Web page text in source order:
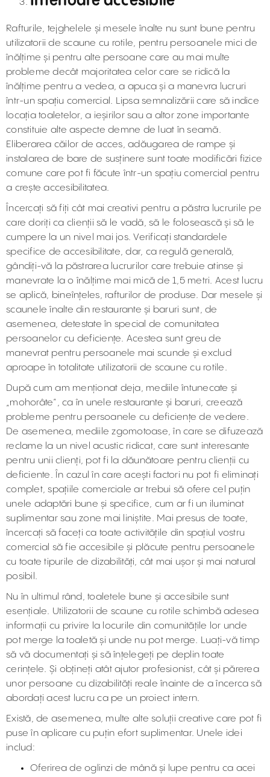
Rafturile, tejghelele și mesele înalte nu sunt bune pentru
utilizatorii de scaune cu rotile, pentru persoanele mici de
înălțime și pentru alte persoane care au mai multe
probleme decât majoritatea celor care se ridică la
înălțime pentru a vedea, a apuca și a manevra lucruri
într-un spațiu comercial. Lipsa semnalizării care să indice
locația toaletelor, a ieșirilor sau a altor zone importante
constituie alte aspecte demne de luat în seamă.
Eliberarea căilor de acces, adăugarea de rampe și
instalarea de bare de susținere sunt toate modificări fizice
comune care pot fi făcute într-un spațiu comercial pentru
a crește accesibilitatea.
Încercați să fiți cât mai creativi pentru a păstra lucrurile pe
care doriți ca clienții să le vadă, să le folosească și să le
cumpere la un nivel mai jos. Verificați standardele
specifice de accesibilitate, dar, ca regulă generală,
gândiți-vă la păstrarea lucrurilor care trebuie atinse și
manevrate la o înălțime mai mică de 1,5 metri. Acest lucru
se aplică, bineînțeles, rafturilor de produse. Dar mesele și
scaunele înalte din restaurante și baruri sunt, de
asemenea, detestate în special de comunitatea
persoanelor cu deficiențe. Acestea sunt greu de
manevrat pentru persoanele mai scunde și exclud
aproape în totalitate utilizatorii de scaune cu rotile.
După cum am menționat deja, mediile întunecate și
„mohorâte”, ca în unele restaurante și baruri, creează
probleme pentru persoanele cu deficiențe de vedere.
De asemenea, mediile zgomotoase, în care se difuzează
reclame la un nivel acustic ridicat, care sunt interesante
pentru unii clienți, pot fi la dăunătoare pentru clienții cu
deficiente. În cazul în care acești factori nu pot fi eliminați
complet, spațiile comerciale ar trebui să ofere cel puțin
unele adaptări bune și specifice, cum ar fi un iluminat
suplimentar sau zone mai liniștite. Mai presus de toate,
încercați să faceți ca toate activitățile din spațiul vostru
comercial să fie accesibile și plăcute pentru persoanele
cu toate tipurile de dizabilități, cât mai ușor și mai natural
posibil.
Nu în ultimul rând, toaletele bune și accesibile sunt
esențiale. Utilizatorii de scaune cu rotile schimbă adesea
informații cu privire la locurile din comunitățile lor unde
pot merge la toaletă și unde nu pot merge. Luați-vă timp
să vă documentați și să înțelegeți pe deplin toate
cerințele. Și obțineți atât ajutor profesionist, cât și părerea
unor persoane cu dizabilități reale înainte de a încerca să
abordați acest lucru ca pe un proiect intern.
Există, de asemenea, multe alte soluții creative care pot fi
puse în aplicare cu puțin efort suplimentar. Unele idei
includ:
Oferirea de oglinzi de mână și lupe pentru ca acei